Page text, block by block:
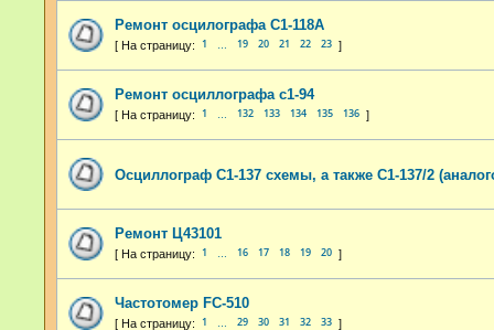
Ремонт осцилографа С1-118А
1 19 20 21 22 23
Ремонт осциллографа с1-94
1 132 133 134 135 136
Осциллограф С1-137 схемы, а также С1-137/2
Ремонт Ц43101
1 16 17 18 19 20
Частотомер FC-510
1 29 30 31 32 33